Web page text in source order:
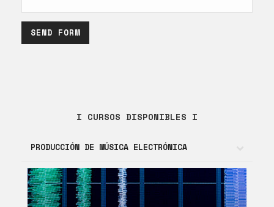
I CURSOS DISPONIBLES I
PRODUCCIÓN DE MÚSICA ELECTRÓNICA